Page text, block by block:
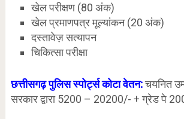
खेल परीक्षण (80 अंक)
खेल प्रमाणपत्र मूल्यांकन (20 अंक)
दस्तावेज़ सत्यापन
चिकित्सा परीक्षा
छत्तीसगढ़ पुलिस स्पोर्ट्स कोटा वेतन:चयनित
सरकार द्वारा 5200 – 20200/- + ग्रेड पे